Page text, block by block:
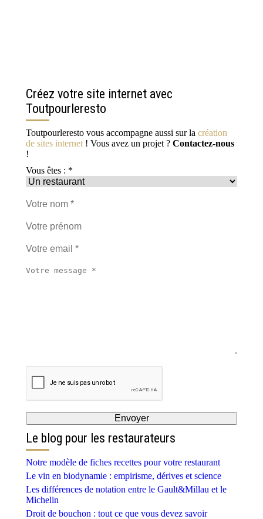
Créez votre site internet avec
Toutpourleresto
Toutpourleresto vous accompagne aussi sur la création
de sites internet ! Vous avez un projet ? Contactez-nous
!
Vous êtes : *
Le blog pour les restaurateurs
Notre modèle de fiches recettes pour votre restaurant
Le vin en biodynamie : empirisme, dérives et science
Les différences de notation entre le Gault&Millau et le
Michelin
Droit de bouchon : tout ce que vous devez savoir